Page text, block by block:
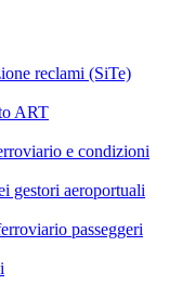
reclami (SiTe)
ART
e condizioni
gestori aeroportuali
passeggeri